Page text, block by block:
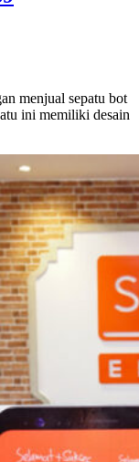
menjual sepatu bot
ini memiliki desain